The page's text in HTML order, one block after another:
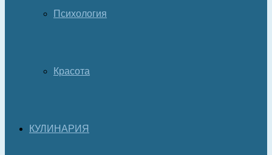
Психология
Красота
КУЛИНАРИЯ